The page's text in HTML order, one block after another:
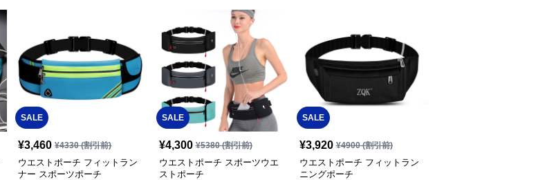
SALE
¥3,460 ¥4330(割引前)
ウエストポーチ フィットラン
ナー スポーツポーチ
SALE
¥4,300 ¥5380(割引前)
ウエストポーチ スポーツウエ
ストポーチ
SALE
¥3,920 ¥4900(割引前)
ウエストポーチ フィットラン
ニングポーチ